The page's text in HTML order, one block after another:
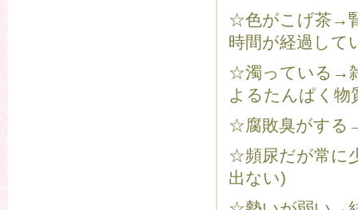
☆色がこげ茶→
時間が経過して
☆濁っている→
よるたんぱく物
☆腐敗臭がする
☆頻尿だが常に
出ない)